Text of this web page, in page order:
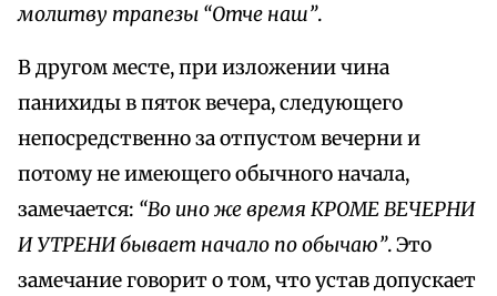
молитву трапезы “Отче наш”.
В другом месте, при изложении чина
панихиды в пяток вечера, следующего
непосредственно за отпустом вечерни и
потому не имеющего обычного начала,
замечается: “Во ино же время КРОМЕ ВЕЧЕРНИ
И УТРЕНИ бывает начало по обычаю”. Это
замечание говорит о том, что устав допускает